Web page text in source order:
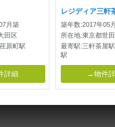
月築
田区
原町駅
詳細
レジディア三軒
築年数:2017年05
所在地:東京都世
最寄駅:三軒茶屋
駅
→物件